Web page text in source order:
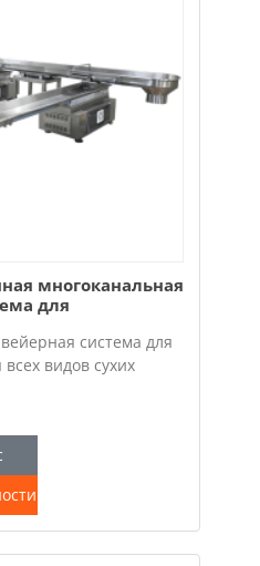
многоканальная
для
система для
видов сухих